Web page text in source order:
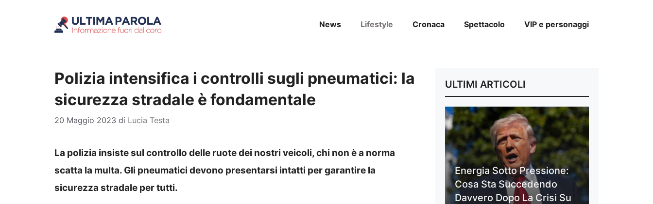
News Lifestyle Cronaca Spettacolo VIP e personaggi
Polizia intensifica i controlli sugli pneumatici: la
sicurezza stradale è fondamentale
20 Maggio 2023 di Lucia Testa
La polizia insiste sul controllo delle ruote dei nostri veicoli, chi non è a norma
scatta la multa. Gli pneumatici devono presentarsi intatti per garantire la
sicurezza stradale per tutti.
ULTIMI ARTICOLI
Energia Sotto Pressione:
Cosa Sta Succedendo
Davvero Dopo La Crisi Su